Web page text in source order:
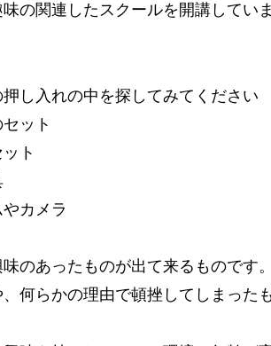
の関連したスクールを開講していま
押し入れの中を探してみてください
ット
ト
カメラ
のあったものが出て来るものです。
何らかの理由で頓挫してしまった